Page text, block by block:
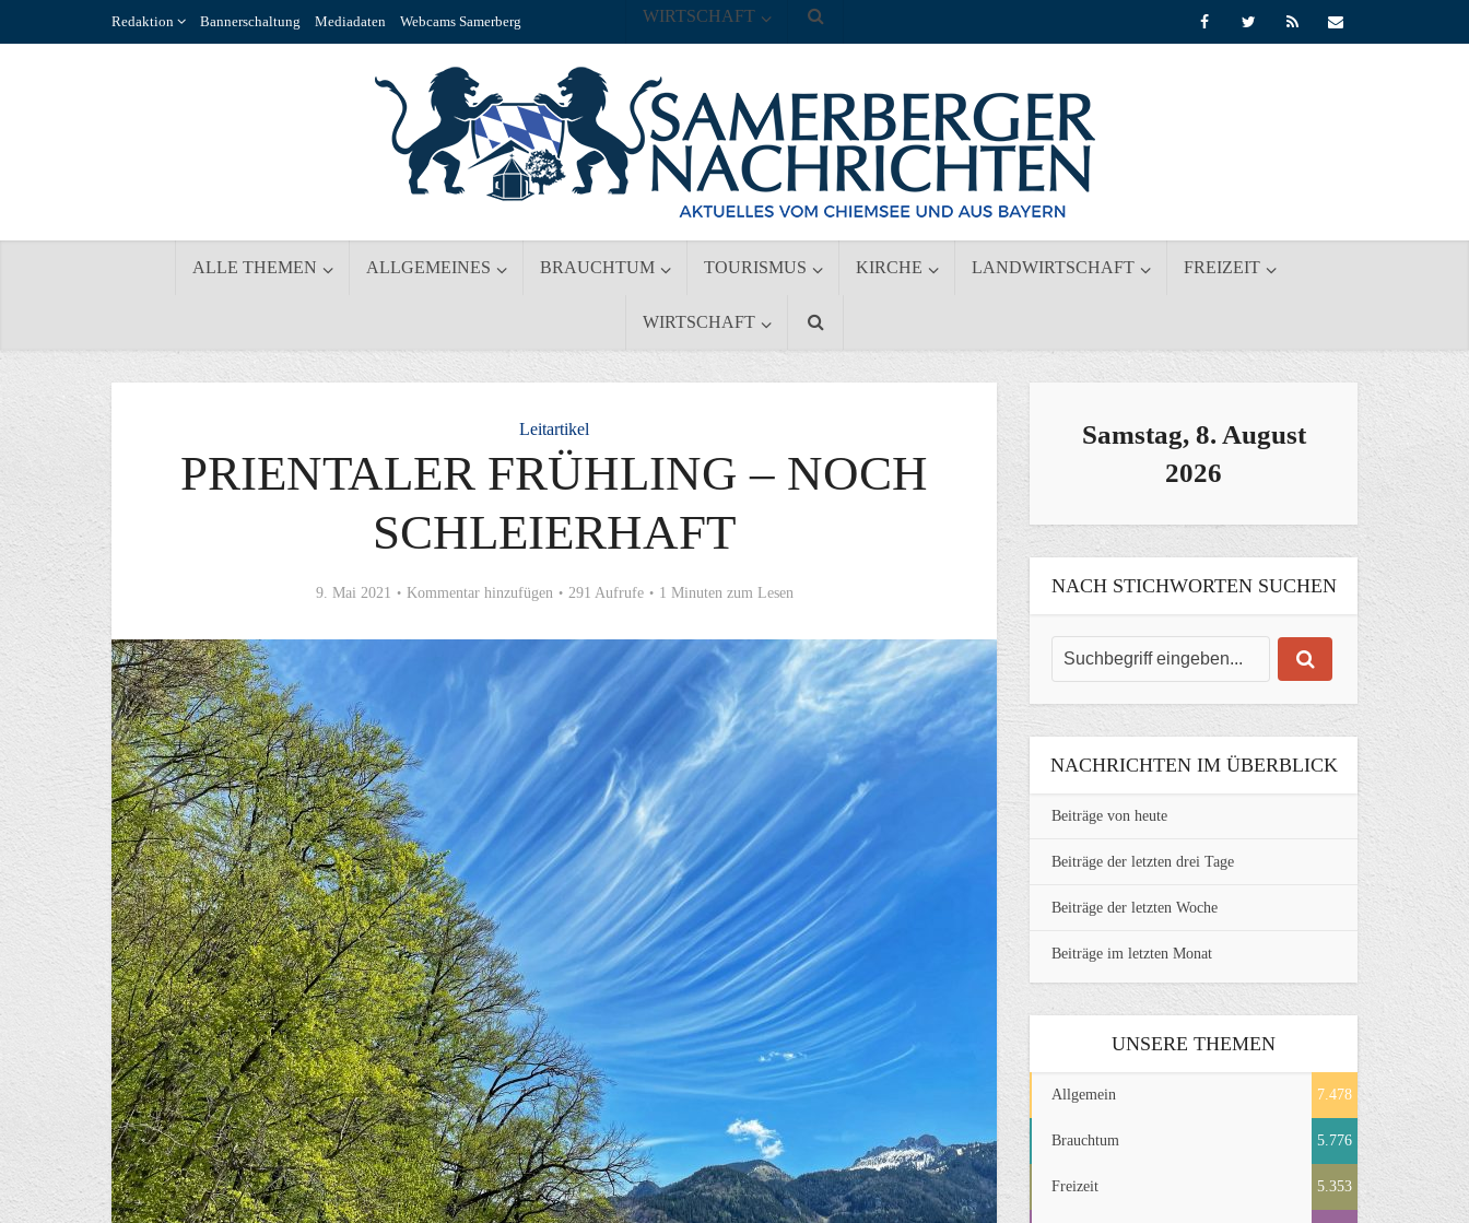
Redaktion Bannerschaltung Mediadaten Webcams Samerberg
ALLE THEMEN ALLGEMEINES BRAUCHTUM TOURISMUS KIRCHE LANDWIRTSCHAFT FREIZEIT
WIRTSCHAFT
WIRTSCHAFT
Leitartikel
PRIENTALER FRÜHLING – NOCH
SCHLEIERHAFT
9. Mai 2021 Kommentar hinzufügen 291 Aufrufe 1 Minuten zum Lesen
Samstag, 8. August
2026
NACH STICHWORTEN SUCHEN
NACHRICHTEN IM ÜBERBLICK
Beiträge von heute
Beiträge der letzten drei Tage
Beiträge der letzten Woche
Beiträge im letzten Monat
UNSERE THEMEN
Allgemein 7.478
Brauchtum 5.776
Freizeit 5.353